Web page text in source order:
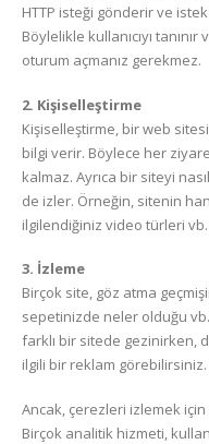
HTTP isteği gönderir ve
Böylelikle kullanıcıyı
oturum açmanız gerekmez.
2. Kişiselleştirme
Kişiselleştirme, bir web
bilgi verir. Böylece her
kalmaz. Ayrıca bir siteyi
de izler. Örneğin, sitenin
ilgilendiğiniz video türleri vb.
3. İzleme
Birçok site, göz atma
sepetinizde neler olduğu
farklı bir sitede gezinirken,
ilgili bir reklam görebilirsiniz.
Ancak, çerezleri izlemek
Birçok analitik hizmeti,